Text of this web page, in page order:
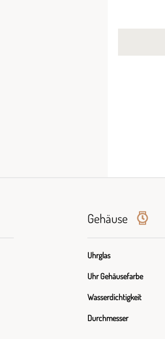
Gehäuse
Uhrglas
Uhr Gehäusefarbe
Wasserdichtigkeit
Durchmesser